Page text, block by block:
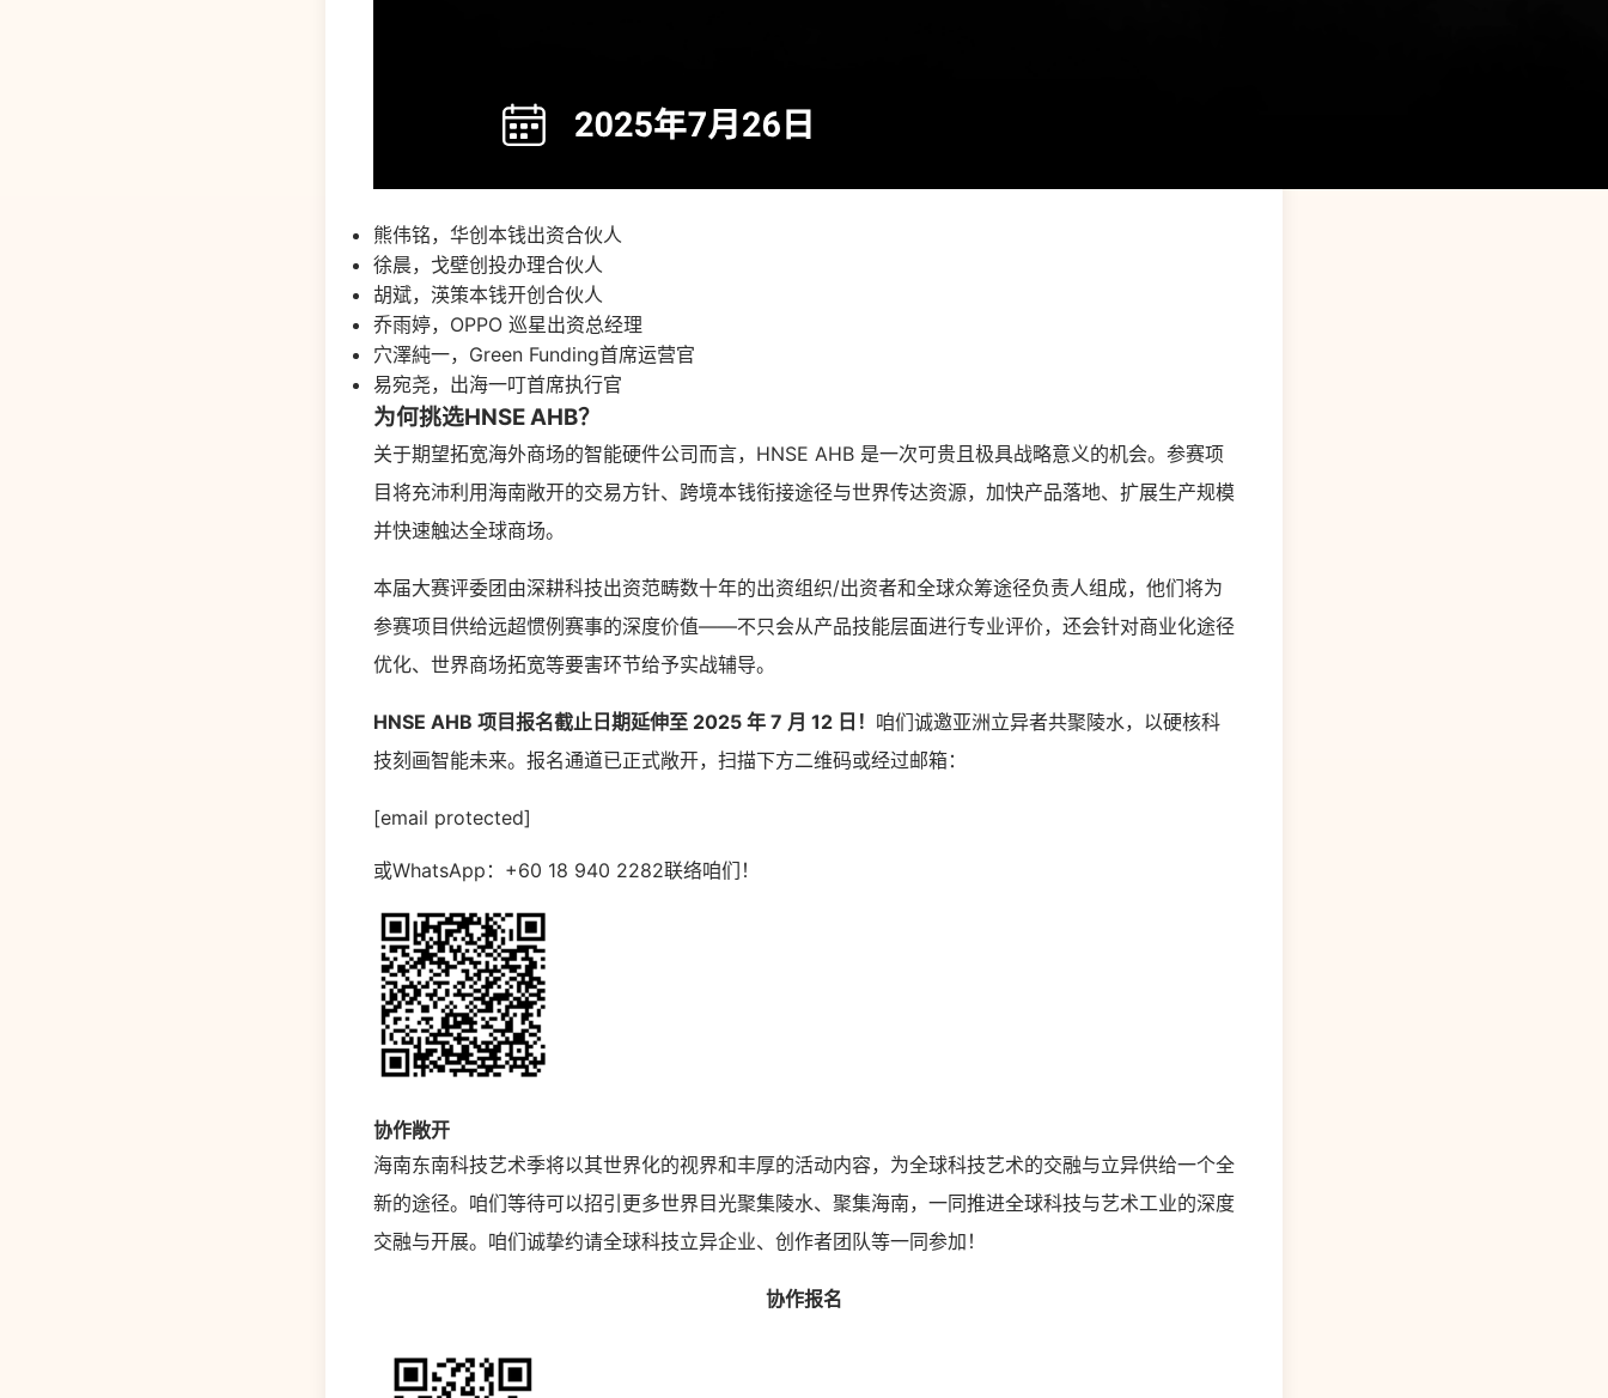
熊伟铭，华创本钱出资合伙人
徐晨，戈壁创投办理合伙人
胡斌，渶策本钱开创合伙人
乔雨婷，OPPO 巡星出资总经理
穴澤純一，Green Funding首席运营官
易宛尧，出海一叮首席执行官
为何挑选HNSE AHB？
关于期望拓宽海外商场的智能硬件公司而言，HNSE AHB 是一次可贵且极具战略意义的机会。参赛项
目将充沛利用海南敞开的交易方针、跨境本钱衔接途径与世界传达资源，加快产品落地、扩展生产规模
并快速触达全球商场。
本届大赛评委团由深耕科技出资范畴数十年的出资组织/出资者和全球众筹途径负责人组成，他们将为
参赛项目供给远超惯例赛事的深度价值——不只会从产品技能层面进行专业评价，还会针对商业化途径
优化、世界商场拓宽等要害环节给予实战辅导。
HNSE AHB 项目报名截止日期延伸至 2025 年 7 月 12 日！ 咱们诚邀亚洲立异者共聚陵水，以硬核科
技刻画智能未来。报名通道已正式敞开，扫描下方二维码或经过邮箱：
[email protected]
或WhatsApp：+60 18 940 2282联络咱们！
协作敞开
海南东南科技艺术季将以其世界化的视界和丰厚的活动内容，为全球科技艺术的交融与立异供给一个全
新的途径。咱们等待可以招引更多世界目光聚集陵水、聚集海南，一同推进全球科技与艺术工业的深度
交融与开展。咱们诚挚约请全球科技立异企业、创作者团队等一同参加！
协作报名